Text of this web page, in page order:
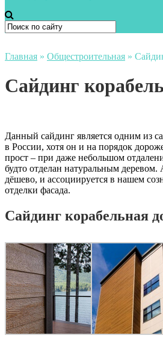
Главная » Общестроительная »
Сайдинг
Данный сайдинг является одним из
в России, хотя он и на порядок
прост – при даже небольшом
будто отделан натуральным
дёшево, и ассоциируется в нашем
отделки фасада.
Сайдинг корабельная